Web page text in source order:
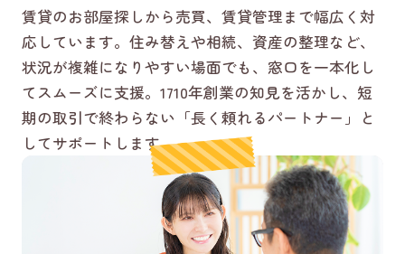
賃貸のお部屋探しから売買、賃貸管理まで幅広く対
応しています。住み替えや相続、資産の整理など、
状況が複雑になりやすい場面でも、窓口を一本化し
てスムーズに支援。1710年創業の知見を活かし、短
期の取引で終わらない「長く頼れるパートナー」と
してサポートします。